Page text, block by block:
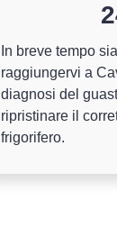
In breve tempo
raggiungervi a
diagnosi del
ripristinare il
frigorifero.